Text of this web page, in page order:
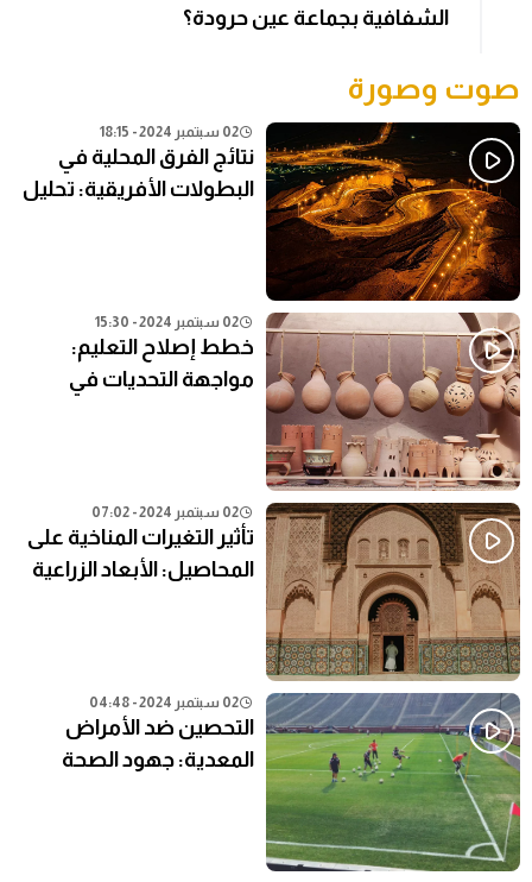
الشفافية بجماعة عين حرودة؟
صوت وصورة
02 سبتمبر 2024 - 18:15
نتائج الفرق المحلية في
البطولات الأفريقية: تحليل
02 سبتمبر 2024 - 15:30
خطط إصلاح التعليم:
مواجهة التحديات في
02 سبتمبر 2024 - 07:02
تأثير التغيرات المناخية على
المحاصيل: الأبعاد الزراعية
02 سبتمبر 2024 - 04:48
التحصين ضد الأمراض
المعدية: جهود الصحة